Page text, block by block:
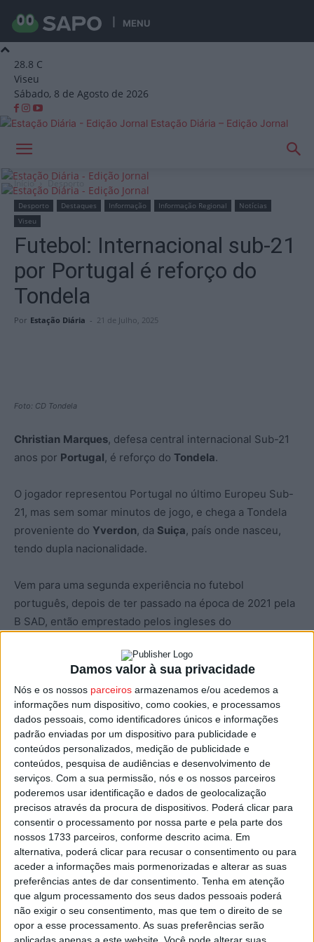
Damos valor à sua privacidade
Nós e os nossos parceiros armazenamos e/ou acedemos a
informações num dispositivo, como cookies, e processamos
dados pessoais, como identificadores únicos e informações
padrão enviadas por um dispositivo para publicidade e
conteúdos personalizados, medição de publicidade e
conteúdos, pesquisa de audiências e desenvolvimento de
serviços. Com a sua permissão, nós e os nossos parceiros
poderemos usar identificação e dados de geolocalização
precisos através da procura de dispositivos. Poderá clicar para
consentir o processamento por nossa parte e pela parte dos
nossos 1733 parceiros, conforme descrito acima. Em
alternativa, poderá clicar para recusar o consentimento ou para
aceder a informações mais pormenorizadas e alterar as suas
preferências antes de dar consentimento. Tenha em atenção
que algum processamento dos seus dados pessoais poderá
não exigir o seu consentimento, mas que tem o direito de se
opor a esse processamento. As suas preferências serão
MENU
28.8 C
Viseu
Sábado, 8 de Agosto de 2026
Estação Diária – Edição Jornal
Início Desporto
Desporto Destaques Informação Informação Regional
Notícias
Viseu
Futebol: Internacional sub-21
por Portugal é reforço do
Tondela
Por Estação Diária - 21 de Julho, 2025
Foto: CD Tondela
Christian Marques, defesa central internacional Sub-21
anos por Portugal, é reforço do Tondela.
O jogador representou Portugal no último Europeu Sub-
21, mas sem somar minutos de jogo, e chega a Tondela
proveniente do Yverdon, da Suiça, país onde nasceu,
tendo dupla nacionalidade.
Vem para uma segunda experiência no futebol
português, depois de ter passado na época de 2021 pela
B SAD, então emprestado pelos ingleses do
Em declarações à comunicação do Clube, o defesa
central de 22 anos mostrou-se feliz com o passo que deu
na carreira: “É uma oportunidade nova para mim. É com
muito que estou aqui para ajudar a equipa. O Tondela é
um clube com muita ambição e estou muito feliz por estar
aqui”, disse.
“Não há muita gente da minha família que já saiba, mas eu
tenho um primo que nas últimas épocas jogou aqui
[Rodrigo Morais, nos sub-19], e tanto ele como o meu tio
só me falaram bem do Tondela. Que é um clube familiar
que ajuda quem está a chegar pela primeira vez e que
este era um bom passo para a minha carreira”, afirmou.
Christian Marques é o quinto reforço para o plantel